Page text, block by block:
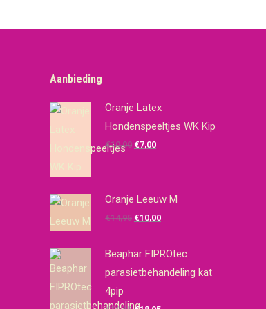
Aanbieding
Oranje Latex
Hondenspeeltjes WK Kip
€10,00 Oorspronkelijke
€10,00.
€7,00Huidige
€7,00.
Oranje Leeuw M
€14,95 Oorspronkelijke
was:
€14,95.
€10,00Huidige
is:
€10,00.
Beaphar FIPROtec
parasietbehandeling kat
4pip